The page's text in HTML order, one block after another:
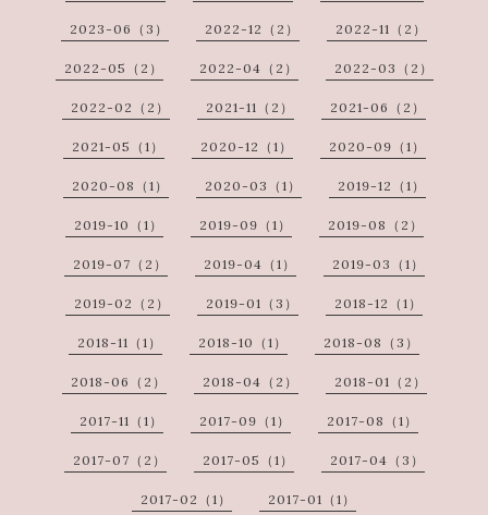
2023-06（3） 2022-12（2） 2022-11（2）
2022-05（2） 2022-04（2） 2022-03（2）
2022-02（2） 2021-11（2） 2021-06（2）
2021-05（1） 2020-12（1） 2020-09（1）
2020-08（1） 2020-03（1） 2019-12（1）
2019-10（1） 2019-09（1） 2019-08（2）
2019-07（2） 2019-04（1） 2019-03（1）
2019-02（2） 2019-01（3） 2018-12（1）
2018-11（1） 2018-10（1） 2018-08（3）
2018-06（2） 2018-04（2） 2018-01（2）
2017-11（1） 2017-09（1） 2017-08（1）
2017-07（2） 2017-05（1） 2017-04（3）
2017-02（1） 2017-01（1）